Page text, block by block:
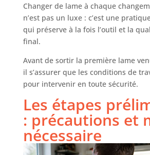
Changer de lame à chaque
n’est pas un luxe : c’est une
qui préserve à la fois l’outil et la
final.
Avant de sortir la première lame
il s’assurer que les conditions de
pour intervenir en toute sécurité.
Les étapes
: précautions et
nécessaire